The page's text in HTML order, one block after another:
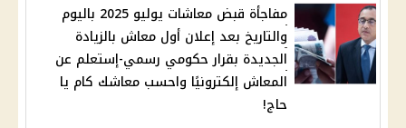
مفاجأة قبض معاشات يوليو 2025 باليوم
والتاريخ بعد إعلان أول معاش بالزيادة
الجديدة بقرار حكومي رسمي-إستعلم عن
المعاش إلكترونيًا واحسب معاشك كام يا
حاج!